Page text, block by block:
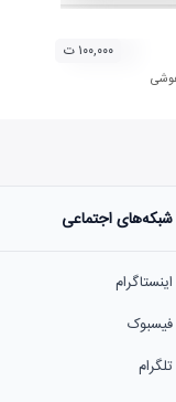
۱۰۰,۰۰۰ ت
شبکه‌های اجتماعی
اینستاگرام
فیسبوک
تلگرام